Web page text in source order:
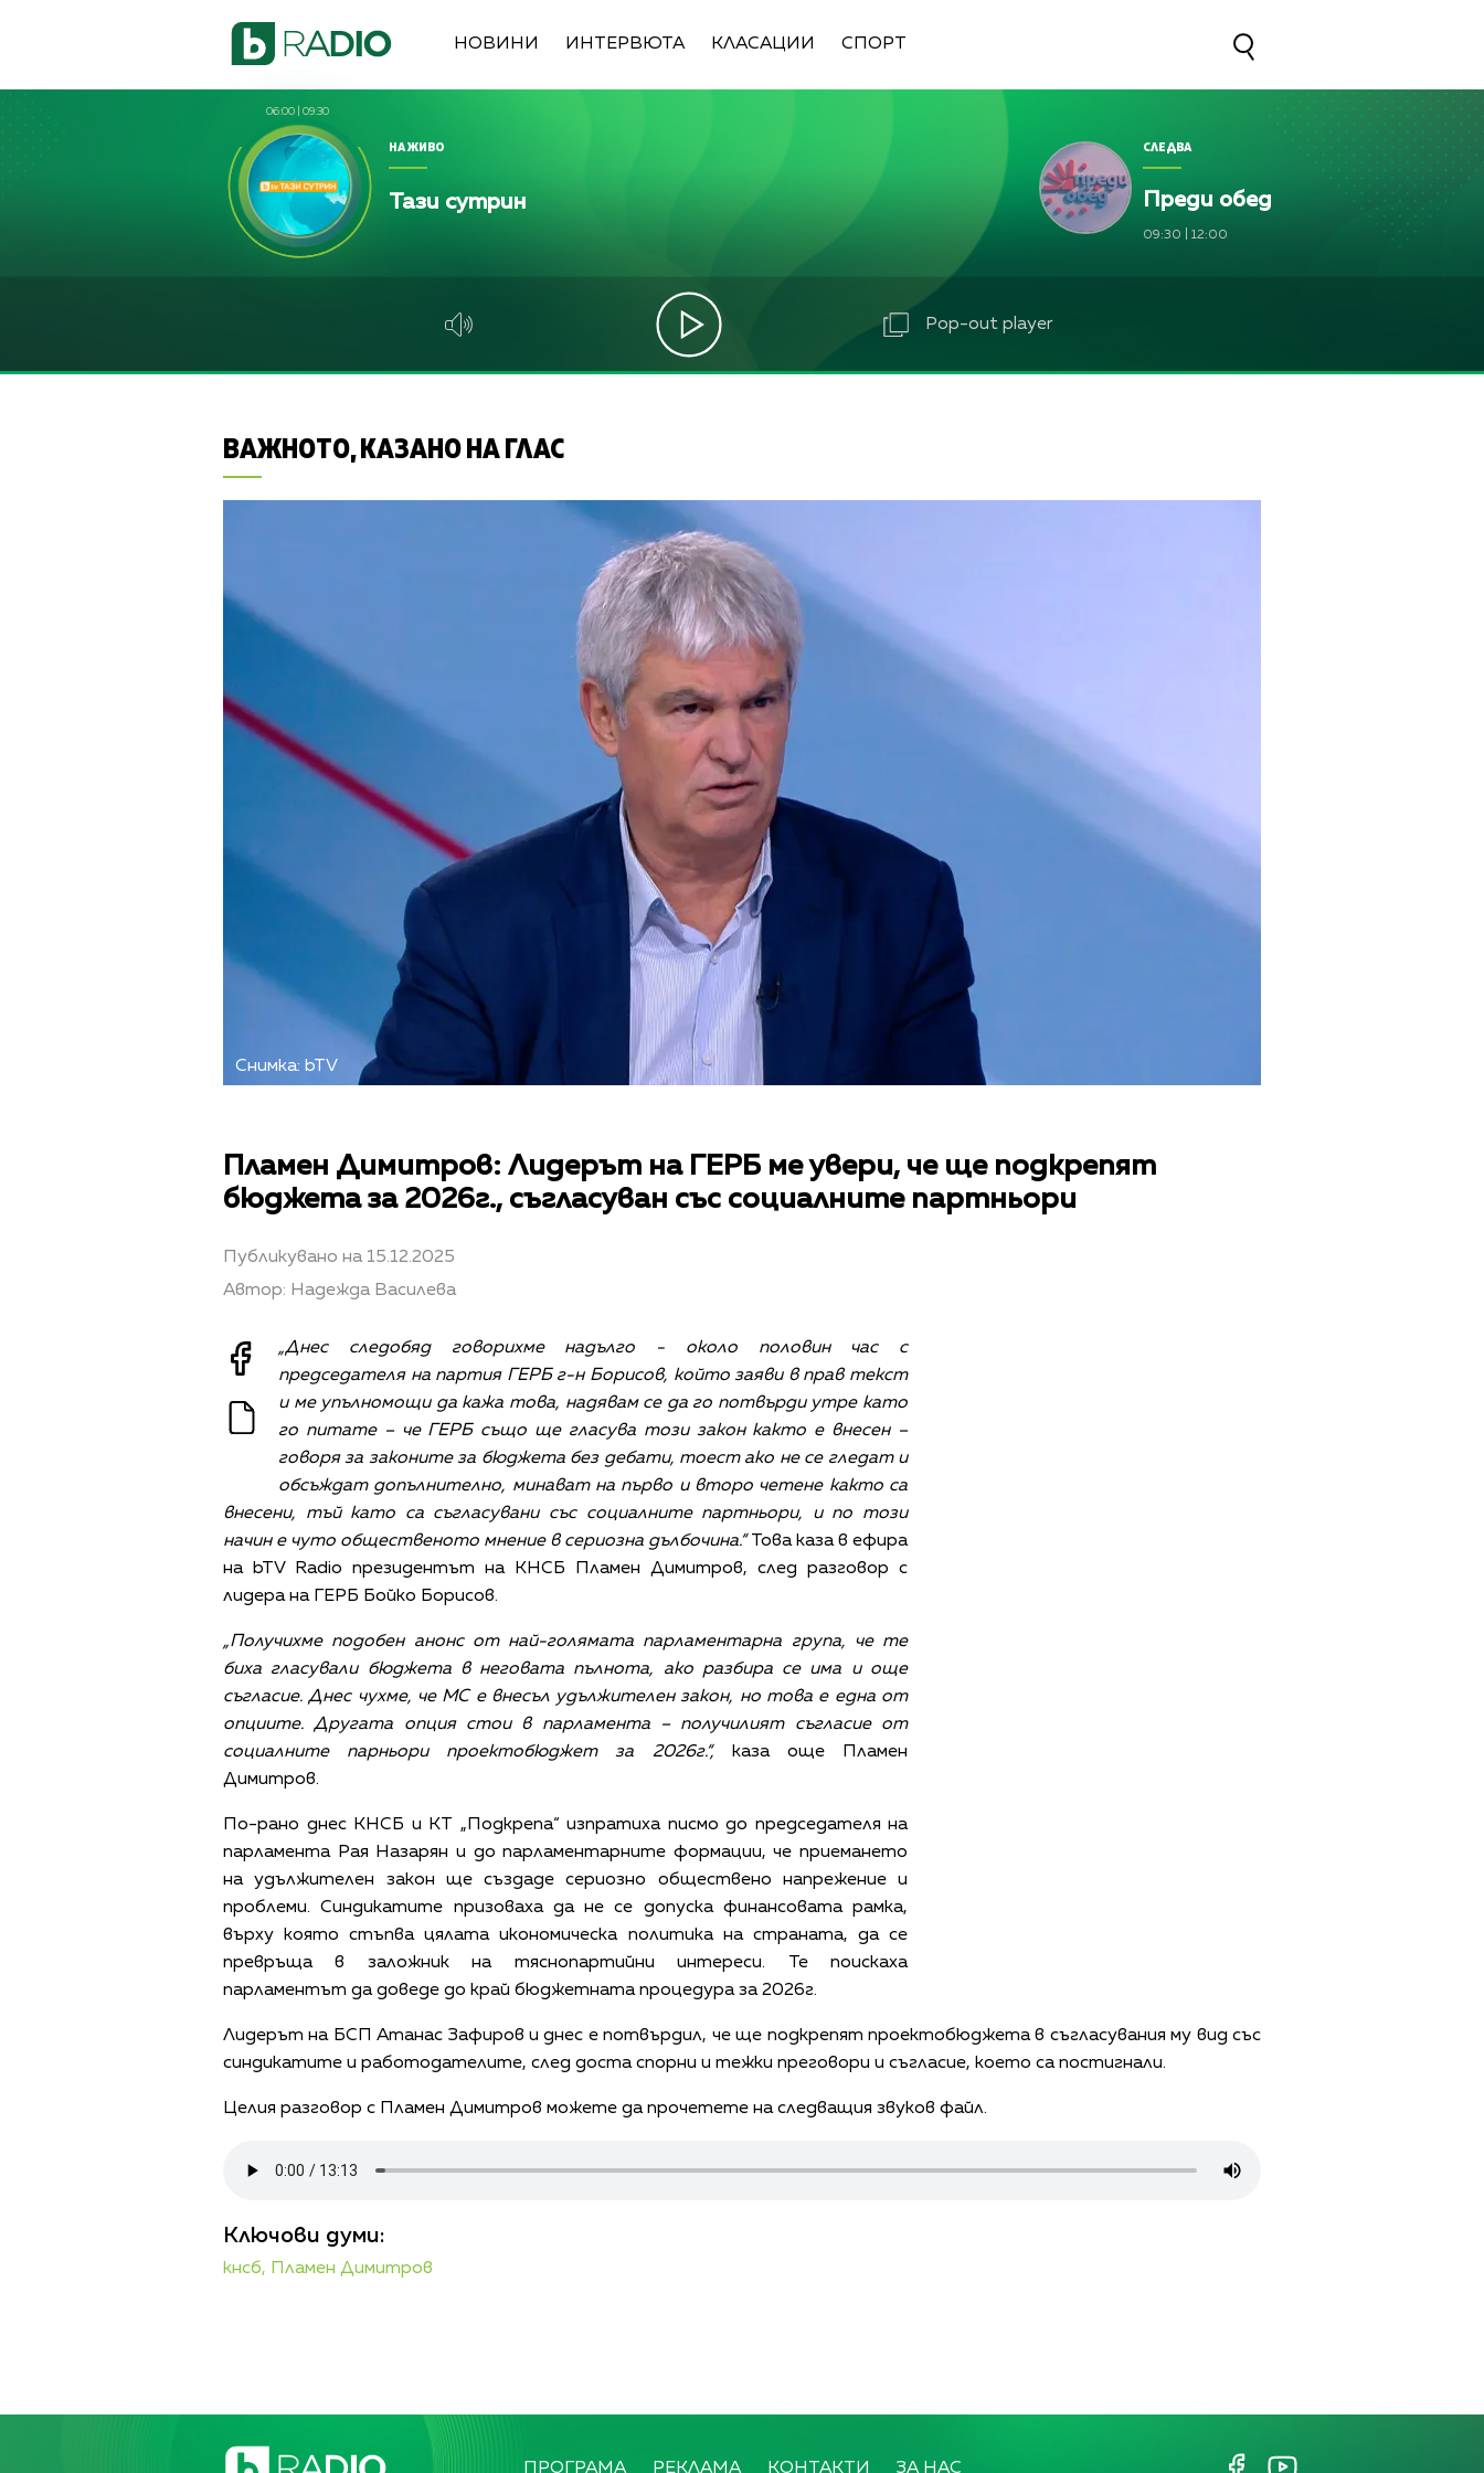
НОВИНИ ИНТЕРВЮТА КЛАСАЦИИ СПОРТ
06:00 09:30
НА ЖИВО
Тази сутрин
СЛЕДВА
Преди обед
09:30 12:00
Pop-out player
ВАЖНОТО, КАЗАНО НА ГЛАС
Снимка: bTV
Пламен Димитров: Лидерът на ГЕРБ ме увери, че ще подкрепят
бюджета за 2026г., съгласуван със социалните партньори
Публикувано на 15.12.2025
Автор: Надежда Василева
„Днес следобяд говорихме надълго - около половин час с
председателя на партия ГЕРБ г-н Борисов, който заяви в прав текст
и ме упълномощи да кажа това, надявам се да го потвърди утре като
го питате – че ГЕРБ също ще гласува този закон както е внесен –
говоря за законите за бюджета без дебати, тоест ако не се гледат и
обсъждат допълнително, минават на първо и второ четене както са
внесени, тъй като са съгласувани със социалните партньори, и по този
начин е чуто общественото мнение в сериозна дълбочина.“Това каза в ефира
на bTV Radio президентът на КНСБ Пламен Димитров, след разговор с
лидера на ГЕРБ Бойко Борисов.
„Получихме подобен анонс от най-голямата парламентарна група, че те
биха гласували бюджета в неговата пълнота, ако разбира се има и още
съгласие. Днес чухме, че МС е внесъл удължителен закон, но това е една от
опциите. Другата опция стои в парламента – получилият съгласие от
социалните парньори проектобюджет за 2026г.“,каза още Пламен
Димитров.
По-рано днес КНСБ и КТ „Подкрепа“ изпратиха писмо до председателя на
парламента Рая Назарян и до парламентарните формации, че приемането
на удължителен закон ще създаде сериозно обществено напрежение и
проблеми. Синдикатите призоваха да не се допуска финансовата рамка,
върху която стъпва цялата икономическа политика на страната, да се
превръща в заложник на тяснопартийни интереси. Те поискаха
парламентът да доведе до край бюджетната процедура за 2026г.
Лидерът на БСП Атанас Зафиров и днес е потвърдил, че ще подкрепят проектобюджета в съгласувания му вид със
синдикатите и работодателите, след доста спорни и тежки преговори и съгласие, което са постигнали.
Целия разговор с Пламен Димитров можете да прочетете на следващия звуков файл.
Ключови думи:
кнсб, Пламен Димитров
ПРОГРАМА РЕКЛАМА КОНТАКТИ ЗА НАС